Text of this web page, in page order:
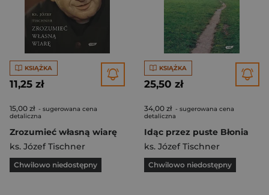
KSIĄŻKA
11,25 zł
15,00 zł - sugerowana cena
detaliczna
Zrozumieć własną wiarę
ks. Józef Tischner
Chwilowo niedostępny
KSIĄŻKA
25,50 zł
34,00 zł - sugerowana cena
detaliczna
Idąc przez puste Błonia
ks. Józef Tischner
Chwilowo niedostępny